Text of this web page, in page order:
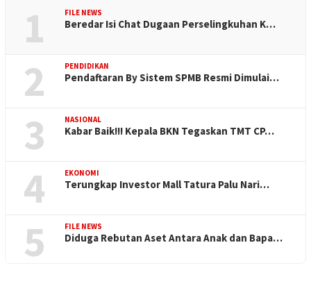
1 FILE NEWS
Beredar Isi Chat Dugaan Perselingkuhan K…
2 PENDIDIKAN
Pendaftaran By Sistem SPMB Resmi Dimulai…
3 NASIONAL
Kabar Baik!!! Kepala BKN Tegaskan TMT CP…
4 EKONOMI
Terungkap Investor Mall Tatura Palu Nari…
5 FILE NEWS
Diduga Rebutan Aset Antara Anak dan Bapa…